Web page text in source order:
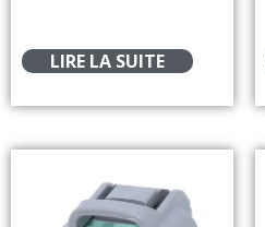
LIRE LA SUITE